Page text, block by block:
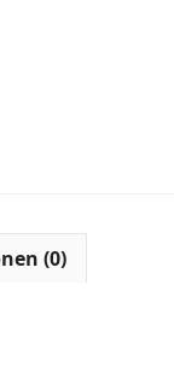
(0)